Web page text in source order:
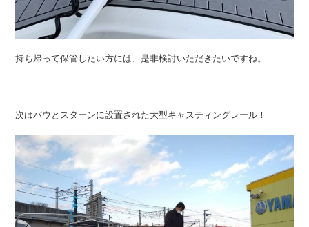
持ち帰って保管したい方には、是非検討いただきたいですね。
次はバウとスターンに設置された大型キャスティングレール！